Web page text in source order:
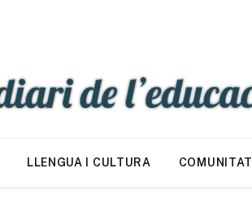
LLENGUA I CULTURA COMUNITAT